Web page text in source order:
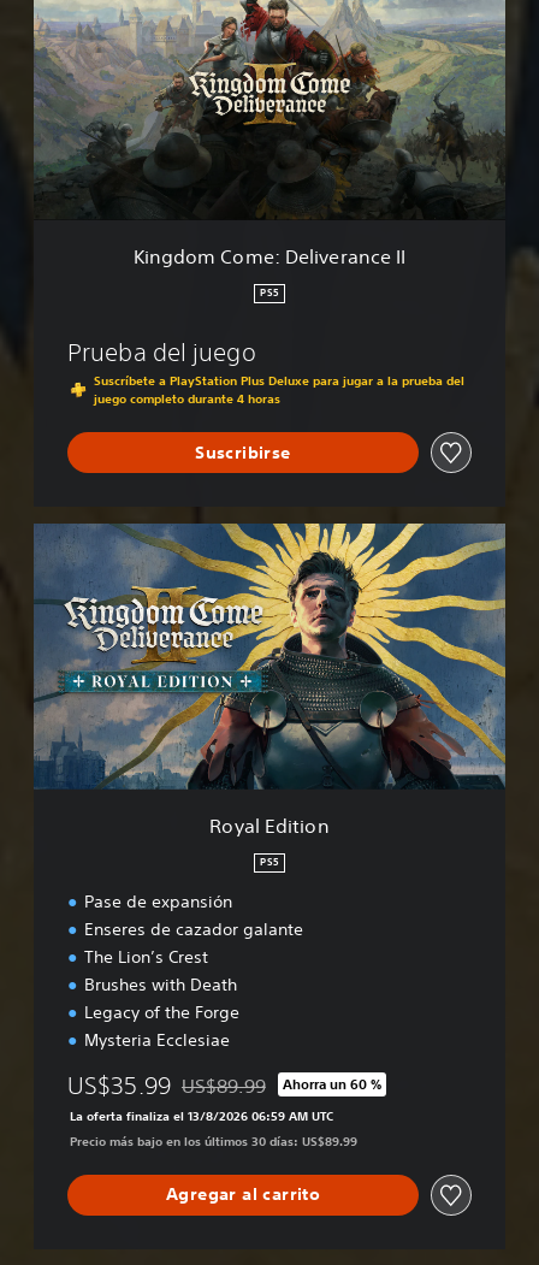
n
g
d
o
m
C
o
m
e
Kingdom Come: Deliverance II
PS5
Prueba del juego
Suscríbete a PlayStation Plus Deluxe para jugar a la prueba del
juego completo durante 4 horas
Suscribirse
a
i
t
o
n
Royal Edition
PS5
Pase de expansión
Enseres de cazador galante
The Lion’s Crest
Brushes with Death
Legacy of the Forge
Mysteria Ecclesiae
US$35.99 Rebajado del precio original de US$89.99
US$89.99 Ahorra un 60 %
La oferta finaliza el 13/8/2026 06:59 AM UTC
Precio más bajo en los últimos 30 días: US$89.99
Agregar al carrito